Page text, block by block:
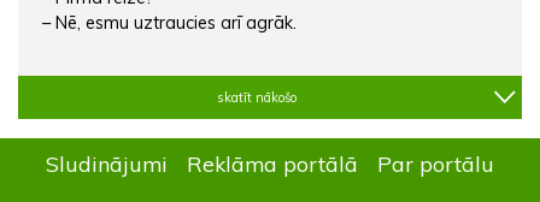
– Nē, esmu uztraucies arī agrāk.
skatīt nākošo
Sludinājumi Reklāma portālā
Par portālu